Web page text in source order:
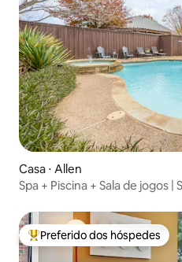
Casa ⋅ Allen
Spa + Piscina + Sala de jogos |
Entre os melhores preferidos
Preferido dos hóspedes